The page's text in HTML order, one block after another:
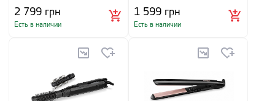
2 799 грн
Есть в наличии
1 599 грн
Есть в наличии